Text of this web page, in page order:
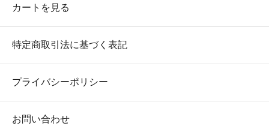
カートを見る
特定商取引法に基づく表記
プライバシーポリシー
お問い合わせ